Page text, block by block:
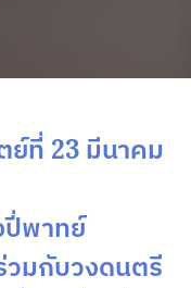
ย์ที่ 23 มีนาคม
ปี่พาทย์
วมกับวงดนตรี